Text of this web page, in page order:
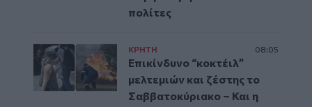
πολίτες
ΚΡΗΤΗ 08:05
Επικίνδυνο “κοκτέιλ”
μελτεμιών και ζέστης το
Σαββατοκύριακο – Και η